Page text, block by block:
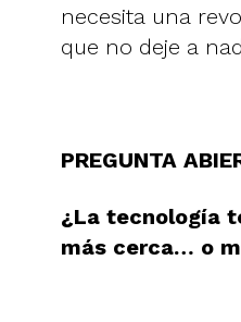
necesita una
que no deje a
PREGUNTA
¿La tecnología
más cerca… o